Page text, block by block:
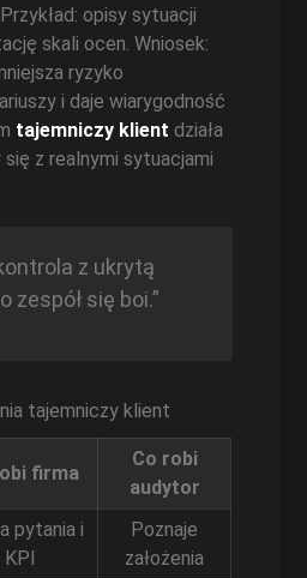
opisy sytuacji
skali ocen. Wniosek:
ryzyko
i daje wiarygodność
tajemniczy klient działa
się z realnymi sytuacjami
z ukrytą
zespół się boi.”
tajemniczy klient
firma
Co robi
audytor
pytania i
KPI
Poznaje
założenia